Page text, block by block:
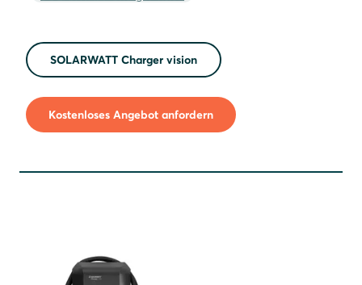
SOLARWATT Charger vision
Kostenloses Angebot anfordern